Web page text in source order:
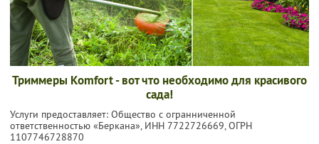
Триммеры Komfort - вот что необходимо для красивого
сада!
Услуги предоставляет: Общество с огранниченной
ответственностью «Беркана», ИНН 7722726669, ОГРН
1107746728870